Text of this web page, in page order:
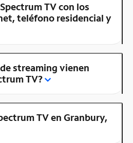
TV con los
teléfono residencial y
streaming vienen
TV?
TV en Granbury,